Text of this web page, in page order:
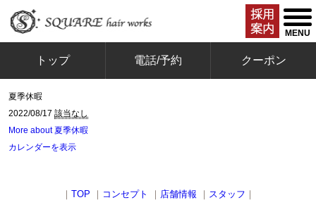
MENU
トップ 電話/予約 クーポン
夏季休暇
2022/08/17 該当なし
More about 夏季休暇
カレンダーを表示
｜ TOP ｜ コンセプト ｜ 店舗情報 ｜ スタッフ ｜